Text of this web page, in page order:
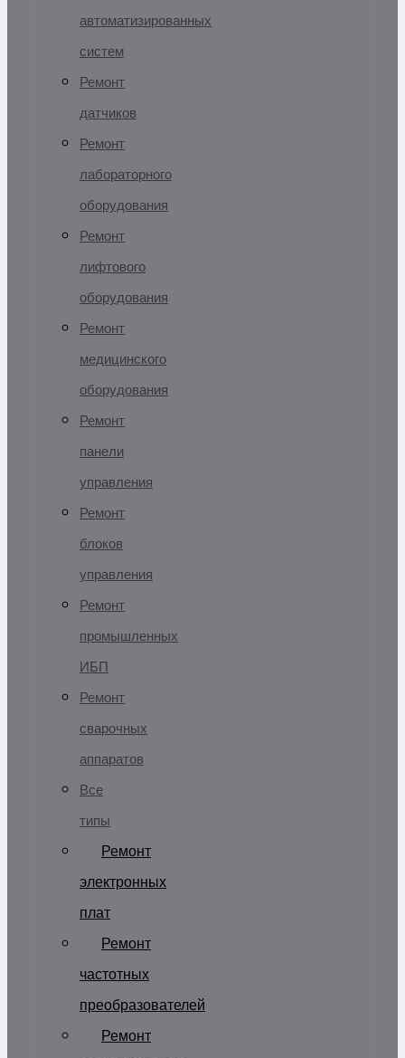
автоматизированных
систем
Ремонт
датчиков
Ремонт
лабораторного
оборудования
Ремонт
лифтового
оборудования
Ремонт
медицинского
оборудования
Ремонт
панели
управления
Ремонт
блоков
управления
Ремонт
промышленных
ИБП
Ремонт
сварочных
аппаратов
Все
типы
Ремонт
электронных
плат
Ремонт
частотных
преобразователей
Ремонт